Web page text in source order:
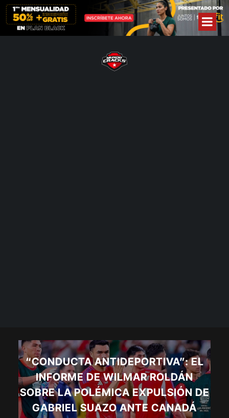
“CONDUCTA ANTIDEPORTIVA”: EL
INFORME DE WILMAR ROLDÁN
SOBRE LA POLÉMICA EXPULSIÓN DE
GABRIEL SUAZO ANTE CANADÁ